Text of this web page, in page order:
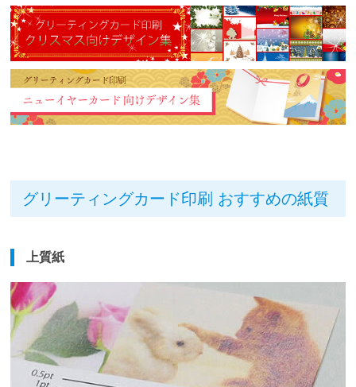
グリーティングカード印刷 おすすめの紙質
上質紙